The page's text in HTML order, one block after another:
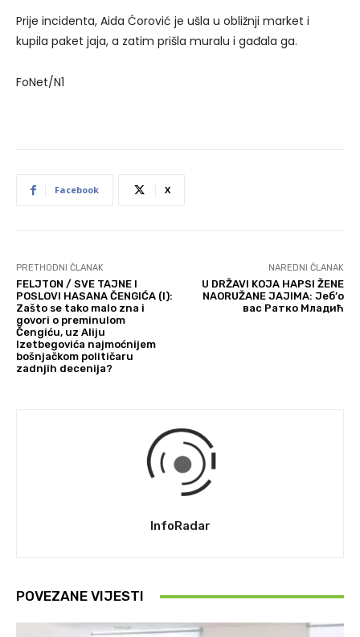
Prije incidenta, Aida Ćorović je ušla u obližnji market i
kupila paket jaja, a zatim prišla muralu i gađala ga.
FoNet/N1
Facebook X
PRETHODNI ČLANAK
FELJTON / SVE TAJNE I
POSLOVI HASANA ČENGIĆA (I):
Zašto se tako malo zna i
govori o preminulom
Čengiću, uz Aliju
Izetbegovića najmoćnijem
bošnjačkom političaru
zadnjih decenija?
NAREDNI ČLANAK
U DRŽAVI KOJA HAPSI ŽENE
NAORUŽANE JAJIMA: Јеб’о
вас Ратко Младић
InfoRadar
POVEZANE VIJESTI